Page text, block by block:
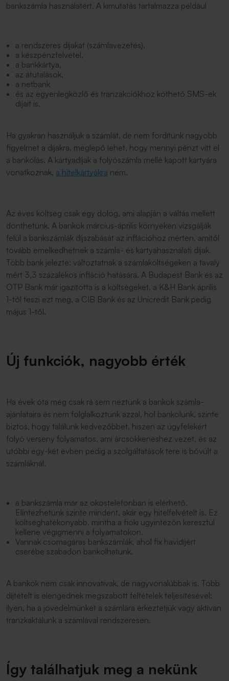
bankszámla használatért. A kimutatás tartalmazza például
a rendszeres díjakat (számlavezetés),
a készpénzfelvétel,
a bankkártya,
az átutalások,
a netbank
és az egyenlegközlő és tranzakciókhoz köthető SMS-ek
díjait is.
Ha gyakran használjuk a számlát, de nem fordítunk nagyobb
figyelmet a díjakra, meglepő lehet, hogy mennyi pénzt vitt el
a bankolás. A kártyadíjak a folyószámla mellé kapott kártyára
vonatkoznak, a hitelkártyákra nem.
Az éves költség csak egy dolog, ami alapján a váltás mellett
dönthetünk. A bankok március-április környékén vizsgálják
felül a bankszámlák díjszabását az inflációhoz mérten, amitől
tovább emelkedhetnek a számla- és kártyahasználati díjak.
Több bank jelezte: változtatnak a számlaköltségeken a tavaly
mért 3,3 százalékos infláció hatására. A Budapest Bank és az
OTP Bank már igazította is a költségeket, a K&H Bank április
1-től teszi ezt meg, a CIB Bank és az Unicredit Bank pedig
május 1-től.
Új funkciók, nagyobb érték
Ha évek óta még csak rá sem néztünk a bankok számla-
ajánlataira és nem folglalkoztunk azzal, hol bankolunk, szinte
biztos, hogy találunk kedvezőbbet, hiszen az ügyfelekért
folyó verseny folyamatos, ami árcsökkenéshez vezet, és az
utóbbi egy-két évben pedig a szolgáltatások tere is bővült a
számláknál.
a bankszámla már az okostelefonban is elérhető.
Elintézhetünk szinte mindent, akár egy hitelfelvételt is. Ez
költséghatékonyabb, mintha a fióki ügyintézőn keresztül
kellene végigmenni a folyamatokon.
Vannak csomagáras bankszámlák, ahol fix havidíjért
cserébe szabadon bankolhatunk.
A bankok nem csak innovatívak, de nagyvonalúbbak is. Több
díjtételt is elengednek megszabott feltételek teljesítésével:
ilyen, ha a jövedelmünket a számlára érkeztetjük vagy aktívan
tranzkaktálunk a számlával rendszeresen.
Így találhatjuk meg a nekünk